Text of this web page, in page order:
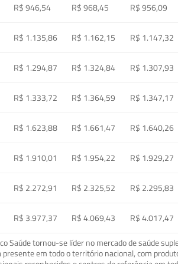
R$ 946,54 R$ 968,45 R$ 956,09
R$ 1.135,86 R$ 1.162,15 R$ 1.147,32
R$ 1.294,87 R$ 1.324,84 R$ 1.307,93
R$ 1.333,72 R$ 1.364,59 R$ 1.347,17
R$ 1.623,88 R$ 1.661,47 R$ 1.640,26
R$ 1.910,01 R$ 1.954,22 R$ 1.929,27
R$ 2.272,91 R$ 2.325,52 R$ 2.295,83
R$ 3.977,37 R$ 4.069,43 R$ 4.017,47
Saúde tornou-se líder no mercado de saúde
presente em todo o território nacional, com